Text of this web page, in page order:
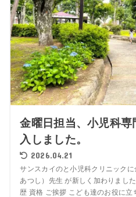
金曜日担当、小児科
入しました。
2026.04.21
サンスカイのと小児科クリニック
あつし）先生 が新しく加わりまし
歴 資格 ご挨拶 こども達のお役に